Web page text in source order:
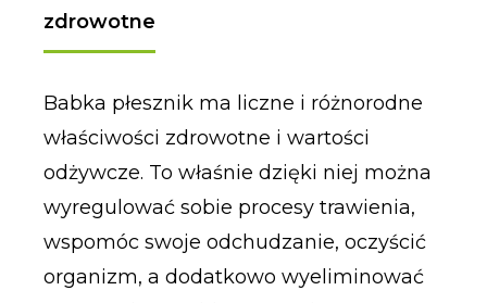
zdrowotne
Babka płesznik ma liczne i różnorodne
właściwości zdrowotne i wartości
odżywcze. To właśnie dzięki niej można
wyregulować sobie procesy trawienia,
wspomóc swoje odchudzanie, oczyścić
organizm, a dodatkowo wyeliminować